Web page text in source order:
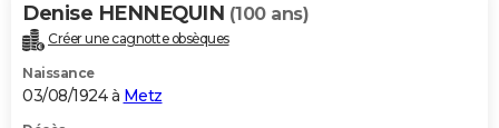
Denise HENNEQUIN (100 ans)
Créer une cagnotte obsèques
Naissance
03/08/1924 à Metz